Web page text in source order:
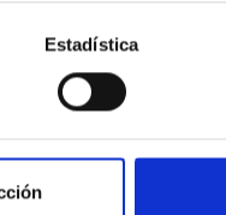
Estadística
su
por la noche (ALAN)
del 3-6% en todo
disponible para
esta charla se
Además, se